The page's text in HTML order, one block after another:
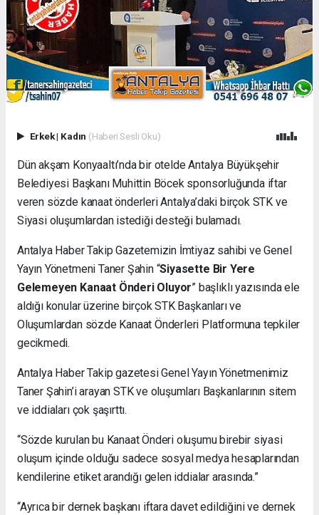
Erkek| Kadın (Haberi Sesli Oku)
Dün akşam Konyaaltı’nda bir otelde Antalya Büyükşehir
Belediyesi Başkanı Muhittin Böcek sponsorluğunda iftar
veren sözde kanaat önderleri Antalya’daki birçok STK ve
Siyasi oluşumlardan istediği desteği bulamadı.
Antalya Haber Takip Gazetemizin İmtiyaz sahibi ve Genel
Yayın Yönetmeni Taner Şahin “Siyasette Bir Yere
Gelemeyen Kanaat Önderi Oluyor” başlıklı yazısında ele
aldığı konular üzerine birçok STK Başkanları ve
Oluşumlardan sözde Kanaat Önderleri Platformuna tepkiler
gecikmedi.
Antalya Haber Takip gazetesi Genel Yayın Yönetmenimiz
Taner Şahin’i arayan STK ve oluşumları Başkanlarının sitem
ve iddiaları çok şaşırttı.
“Sözde kurulan bu Kanaat Önderi oluşumu birebir siyasi
oluşum içinde olduğu sadece sosyal medya hesaplarından
kendilerine etiket arandığı gelen iddialar arasında.”
“Ayrıca bir dernek başkanı iftara davet edildiğini ve dernek